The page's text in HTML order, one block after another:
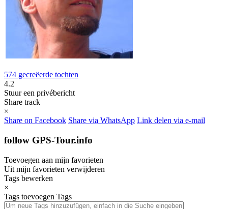
574 gecreëerde tochten
4.2
Stuur een privébericht
Share track
×
Share on Facebook Share via WhatsApp Link delen via e-mail
follow GPS-Tour.info
Toevoegen aan mijn favorieten
Uit mijn favorieten verwijderen
Tags bewerken
×
Tags toevoegen Tags